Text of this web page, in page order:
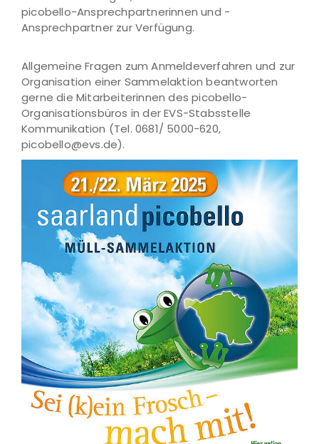
picobello-Ansprechpartnerinnen und -
Ansprechpartner zur Verfügung.
Allgemeine Fragen zum Anmeldeverfahren und zur
Organisation einer Sammelaktion beantworten
gerne die Mitarbeiterinnen des picobello-
Organisationsbüros in der EVS-Stabsstelle
Kommunikation (Tel. 0681/ 5000-620,
picobello@evs.de).